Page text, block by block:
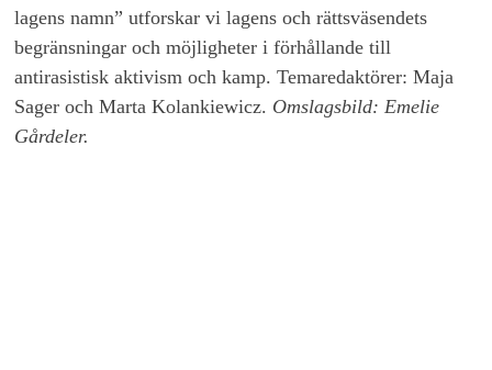
lagens namn” utforskar vi lagens och rättsväsendets
begränsningar och möjligheter i förhållande till
antirasistisk aktivism och kamp. Temaredaktörer: Maja
Sager och Marta Kolankiewicz. Omslagsbild: Emelie
Gårdeler.